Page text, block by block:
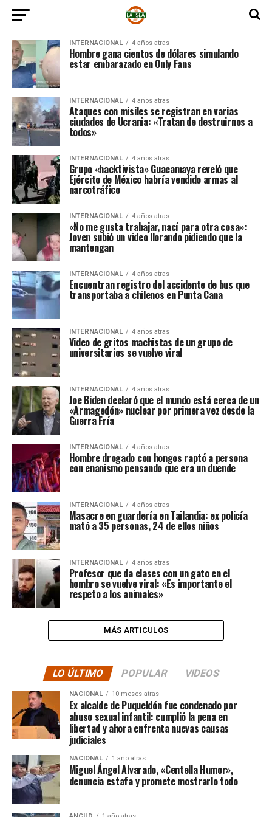
INTERNACIONAL 4 años atras
Hombre gana cientos de dólares simulando
estar embarazado en Only Fans
INTERNACIONAL 4 años atras
Ataques con misiles se registran en varias
ciudades de Ucrania: «Tratan de destruirnos a
todos»
INTERNACIONAL 4 años atras
Grupo «hacktivista» Guacamaya reveló que
Ejército de México habría vendido armas al
narcotráfico
INTERNACIONAL 4 años atras
«No me gusta trabajar, nací para otra cosa»:
Joven subió un video llorando pidiendo que la
mantengan
INTERNACIONAL 4 años atras
Encuentran registro del accidente de bus que
transportaba a chilenos en Punta Cana
INTERNACIONAL 4 años atras
Video de gritos machistas de un grupo de
universitarios se vuelve viral
INTERNACIONAL 4 años atras
Joe Biden declaró que el mundo está cerca de un
«Armagedón» nuclear por primera vez desde la
Guerra Fría
INTERNACIONAL 4 años atras
Hombre drogado con hongos raptó a persona
con enanismo pensando que era un duende
INTERNACIONAL 4 años atras
Masacre en guardería en Tailandia: ex policía
mató a 35 personas, 24 de ellos niños
INTERNACIONAL 4 años atras
Profesor que da clases con un gato en el
hombro se vuelve viral: «Es importante el
respeto a los animales»
MÁS ARTICULOS
LO ÚLTIMO POPULAR VIDEOS
NACIONAL 10 meses atras
Ex alcalde de Puqueldón fue condenado por
abuso sexual infantil: cumplió la pena en
libertad y ahora enfrenta nuevas causas
judiciales
NACIONAL 1 año atras
Miguel Ángel Alvarado, «Centella Humor»,
denuncia estafa y promete mostrarlo todo